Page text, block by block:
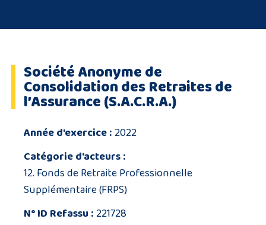
Société Anonyme de
Consolidation des Retraites de
l’Assurance (S.A.C.R.A.)
Année d'exercice :2022
Catégorie d'acteurs :
12. Fonds de Retraite Professionnelle
Supplémentaire (FRPS)
N° ID Refassu :221728